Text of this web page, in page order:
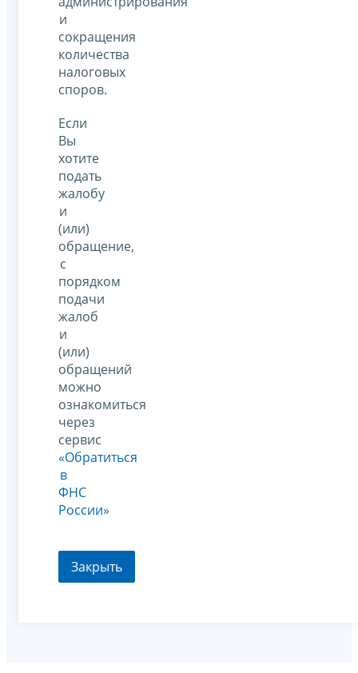
и
сокращения
количества
налоговых
споров.
Если
Вы
хотите
подать
жалобу
и
(или)
обращение,
с
порядком
подачи
жалоб
и
(или)
обращений
можно
ознакомиться
через
сервис
«Обратиться
в
ФНС
России»
Закрыть